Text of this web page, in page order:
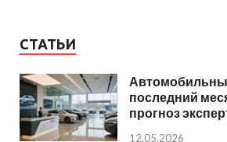
СТАТЬИ
последний
прогноз
12.05.2026